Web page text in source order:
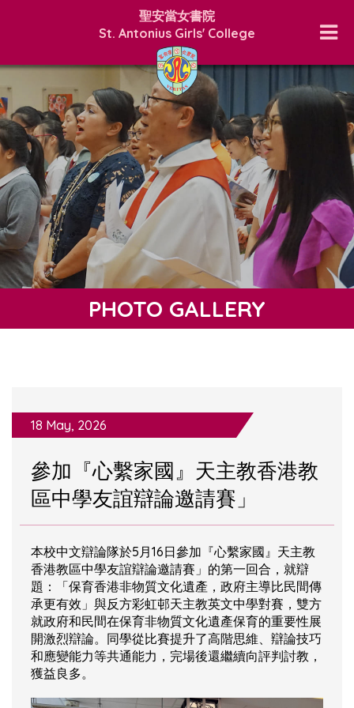
聖安當女書院
St. Antonius Girls' College
PHOTO GALLERY
18 May, 2026
參加『心繫家國』天主教香港教
區中學友誼辯論邀請賽」
本校中文辯論隊於5月16日參加『心繫家國』天主教
香港教區中學友誼辯論邀請賽」的第一回合，就辯
題：「保育香港非物質文化遺產，政府主導比民間傳
承更有效」與反方彩虹邨天主教英文中學對賽，雙方
就政府和民間在保育非物質文化遺產保育的重要性展
開激烈辯論。同學從比賽提升了高階思維、辯論技巧
和應變能力等共通能力，完場後還繼續向評判討教，
獲益良多。